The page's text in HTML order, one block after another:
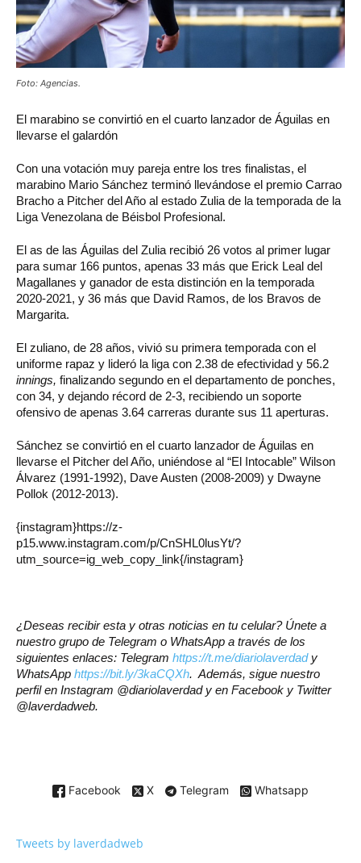
Foto: Agencias.
El marabino se convirtió en el cuarto lanzador de Águilas en
llevarse el galardón
Con una votación muy pareja entre los tres finalistas, el
marabino Mario Sánchez terminó llevándose el premio Carrao
Bracho a Pitcher del Año al estado Zulia de la temporada de la
Liga Venezolana de Béisbol Profesional.
El as de las Águilas del Zulia recibió 26 votos al primer lugar
para sumar 166 puntos, apenas 33 más que Erick Leal del
Magallanes y ganador de esta distinción en la temporada
2020-2021, y 36 más que David Ramos, de los Bravos de
Margarita.
El zuliano, de 28 años, vivió su primera temporada con el
uniforme rapaz y lideró la liga con 2.38 de efectividad y 56.2
innings, finalizando segundo en el departamento de ponches,
con 34, y dejando récord de 2-3, recibiendo un soporte
ofensivo de apenas 3.64 carreras durante sus 11 aperturas.
Sánchez se convirtió en el cuarto lanzador de Águilas en
llevarse el Pitcher del Año, uniéndose al “El Intocable” Wilson
Álvarez (1991-1992), Dave Austen (2008-2009) y Dwayne
Pollok (2012-2013).
{instagram}https://z-
p15.www.instagram.com/p/CnSHL0lusYt/?
utm_source=ig_web_copy_link{/instagram}
¿Deseas recibir esta y otras noticias en tu celular? Únete a
nuestro grupo de Telegram o WhatsApp a través de los
siguientes enlaces: Telegram https://t.me/diariolaverdady
WhatsApp https://bit.ly/3kaCQXh. Además, sigue nuestro
perfil en Instagram @diariolaverdad y en Facebook y Twitter
@laverdadweb.
Facebook X Telegram Whatsapp
Tweets by laverdadweb